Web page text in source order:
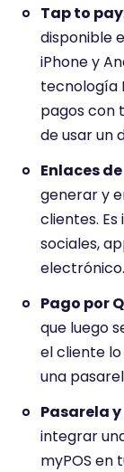
Tap to pay
disponible
iPhone y
tecnología
pagos con
de usar un
Enlaces de
generar y
clientes.
sociales,
electrónico.
Pago por
que luego
el cliente
una
Pasarela
integrar
myPOS en